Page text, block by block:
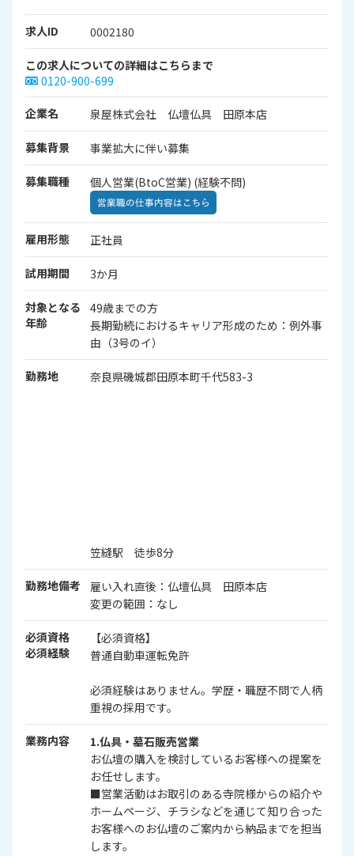
求人ID 0002180
この求人についての詳細はこちらまで
0120-900-699
企業名 泉屋株式会社 仏壇仏具 田原本店
募集背景 事業拡大に伴い募集
募集職種 個人営業(BtoC営業) (経験不問)
雇用形態 正社員
試用期間 3か月
対象となる
年齢
49歳までの方
長期勤続におけるキャリア形成のため：例外事
由（3号のイ）
勤務地 奈良県磯城郡田原本町千代583-3
笠縫駅 徒歩8分
勤務地備考
雇い入れ直後：仏壇仏具 田原本店
変更の範囲：なし
必須資格
必須経験
【必須資格】
普通自動車運転免許
必須経験はありません。学歴・職歴不問で人柄
重視の採用です。
業務内容
1.仏具・墓石販売営業
お仏壇の購入を検討しているお客様への提案を
お任せします。
■営業活動はお取引のある寺院様からの紹介や
ホームページ、チラシなどを通じて知り合った
お客様へのお仏壇のご案内から納品までを担当
します。